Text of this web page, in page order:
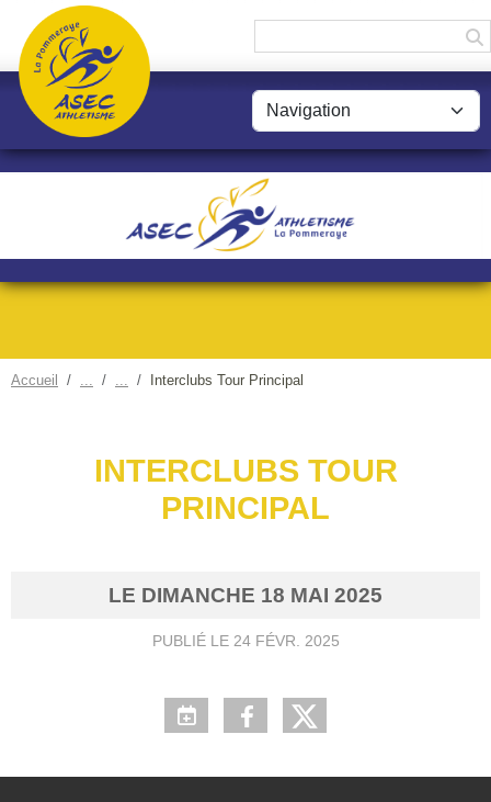
Accueil Interclubs Tour Principal
INTERCLUBS TOUR
PRINCIPAL
LE DIMANCHE 18 MAI 2025
PUBLIÉ LE 24 FÉVR. 2025
Panneau de gestion des cookies